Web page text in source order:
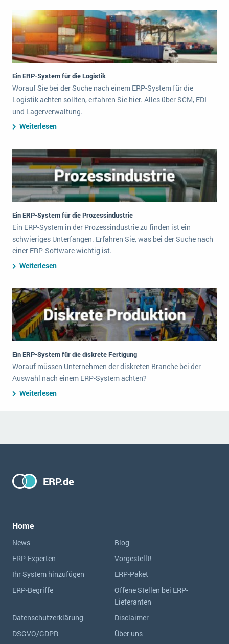
Ein ERP-System für die Logistik
Worauf Sie bei der Suche nach einem ERP-System für die
Logistik achten sollten, erfahren Sie hier. Alles über SCM, EDI
und Lagerverwaltung.
Weiterlesen
Ein ERP-System für die Prozessindustrie
Ein ERP-System in der Prozessindustrie zu finden ist ein
schwieriges Unterfangen. Erfahren Sie, was bei der Suche nach
einer ERP-Software wichtig ist.
Weiterlesen
Ein ERP-System für die diskrete Fertigung
Worauf müssen Unternehmen der diskreten Branche bei der
Auswahl nach einem ERP-System achten?
Weiterlesen
ERP.de
Home
News
Blog
ERP-Experten
Vorgestellt!
Ihr System hinzufügen
ERP-Paket
ERP-Begriffe
Offene Stellen bei ERP-
Lieferanten
Datenschutzerklärung
Disclaimer
DSGVO/GDPR
Über uns